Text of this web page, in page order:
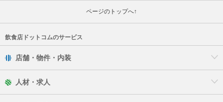
ページのトップへ↑
飲食店ドットコムのサービス
店舗・物件・内装
人材・求人